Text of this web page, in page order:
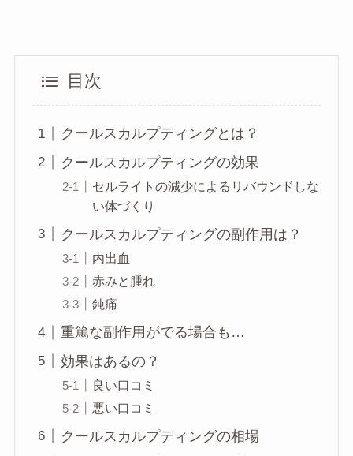
目次
クールスカルプティングとは？
クールスカルプティングの効果
セルライトの減少によるリバウンドしな
い体づくり
クールスカルプティングの副作用は？
内出血
赤みと腫れ
鈍痛
重篤な副作用がでる場合も…
効果はあるの？
良い口コミ
悪い口コミ
クールスカルプティングの相場